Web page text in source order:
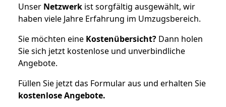
Unser Netzwerk ist sorgfältig ausgewählt, wir
haben viele Jahre Erfahrung im Umzugsbereich.
Sie möchten eine Kostenübersicht? Dann holen
Sie sich jetzt kostenlose und unverbindliche
Angebote.
Füllen Sie jetzt das Formular aus und erhalten Sie
kostenloseAngebote.